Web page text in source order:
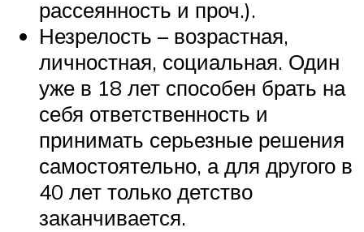
рассеянность и проч.).
Незрелость – возрастная,
личностная, социальная. Один
уже в 18 лет способен брать на
себя ответственность и
принимать серьезные решения
самостоятельно, а для другого в
40 лет только детство
заканчивается.